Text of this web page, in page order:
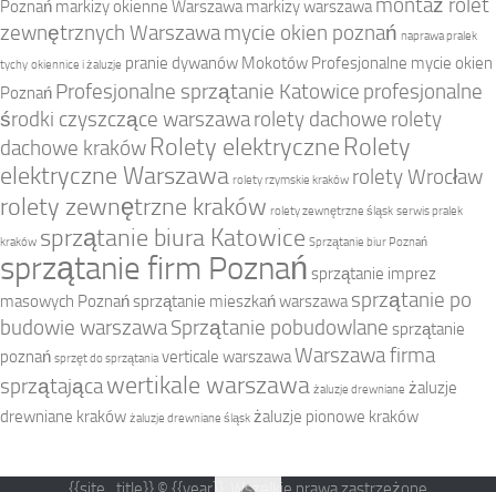
Poznań markizy okienne Warszawa markizy warszawa
zewnętrznych Warszawamycie okien poznań naprawa pralek
tychy okiennice i żaluzje pranie dywanów Mokotów Profesjonalne mycie okien
Poznań Profesjonalne sprzątanie Katowice profesjonalne
środki czyszczące warszawarolety dachowe rolety
dachowe kraków Rolety elektryczne Rolety
elektryczne Warszawa rolety rzymskie kraków rolety Wrocław
rolety zewnętrzne kraków rolety zewnętrzne śląsk serwis pralek
kraków sprzątanie biura Katowice Sprzątanie biur Poznań
sprzątanie firm Poznań sprzątanie imprez
masowych Poznańsprzątanie mieszkań warszawa sprzątanie po
budowie warszawaSprzątanie pobudowlane sprzątanie
poznań sprzęt do sprzątania verticale warszawaWarszawa firma
sprzątającawertikale warszawa żaluzje drewniane żaluzje
drewniane kraków żaluzje drewniane śląsk żaluzje pionowe kraków